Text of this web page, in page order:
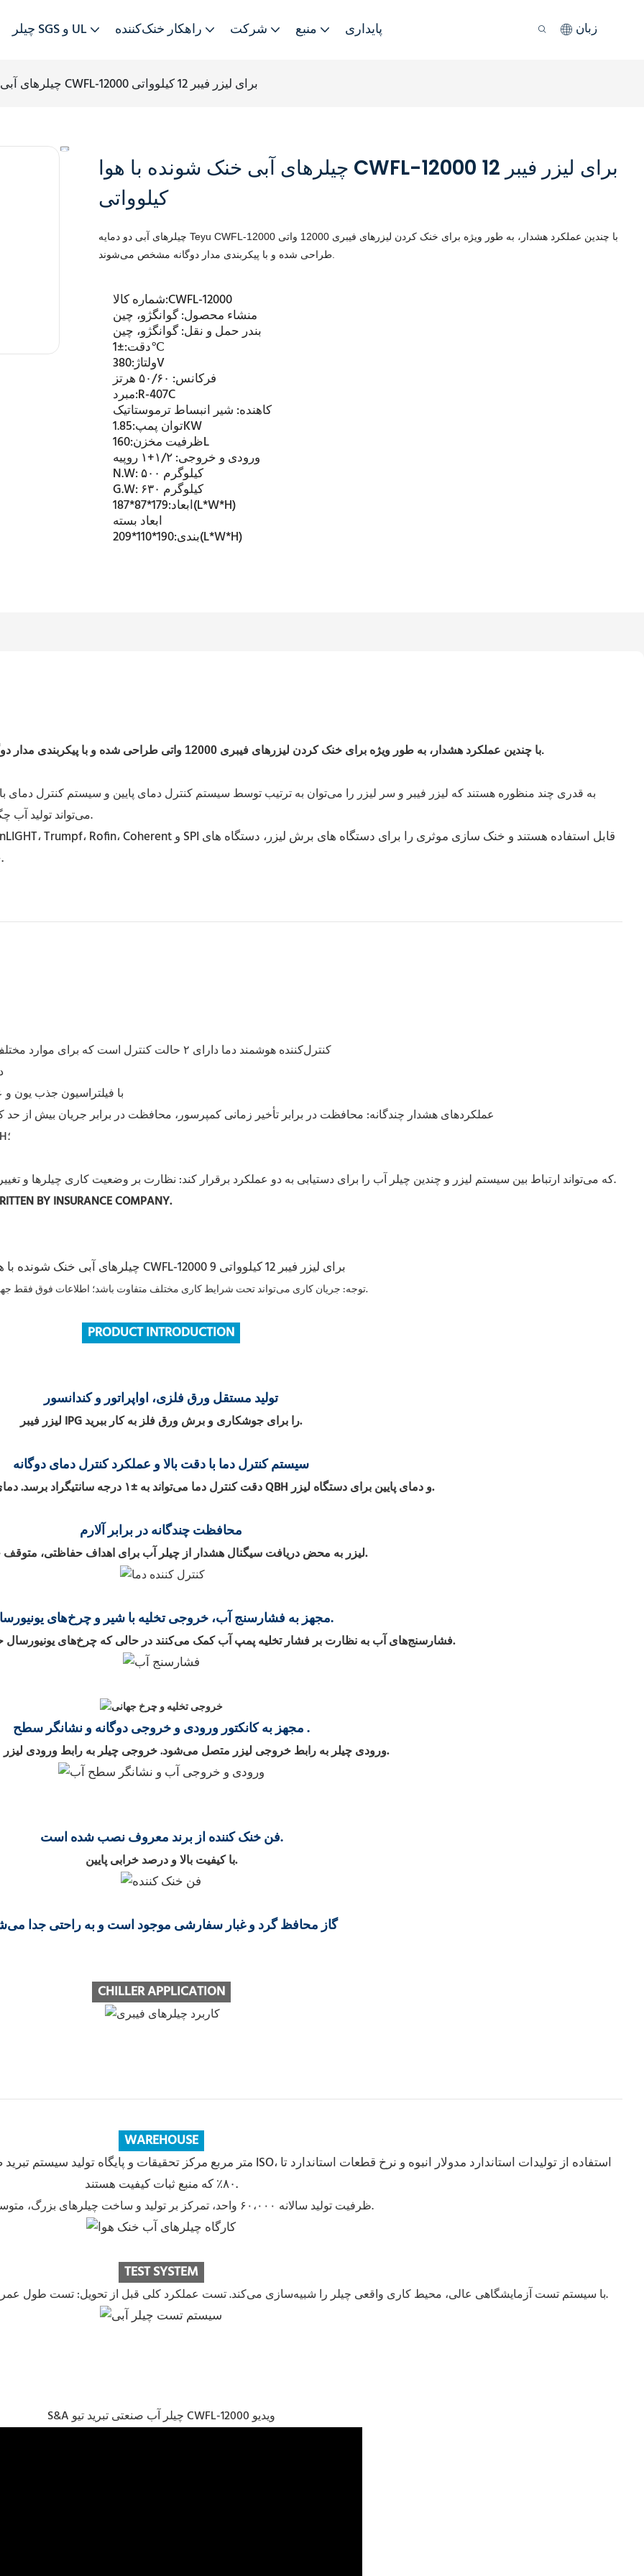
چیلر SGS و UL راهکار خنک‌کننده شرکت منبع پایداری زبان
چیلرهای آبی خنک شونده با هوا CWFL-12000 برای لیزر فیبر 12 کیلوواتی
چیلرهای آبی خنک شونده با هوا CWFL-12000 برای لیزر فیبر 12
کیلوواتی
چیلرهای آبی دو دمایه Teyu CWFL-12000 با چندین عملکرد هشدار،
به طور ویژه برای خنک کردن لیزرهای فیبری 12000 واتی
شماره کالا:CWFL-12000
منشاء محصول:گوانگژو، چین
بندر حمل و نقل:گوانگژو، چین
دقت:±1℃
ولتاژ:380V
فرکانس: ۵۰/۶۰ هرتز
مبرد:R-407C
کاهنده: شیر انبساط ترموستاتیک
توان پمپ:1.85KW
ظرفیت مخزن:160L
ورودی و خروجی:۱/۲+۱ روپیه
N.W:
۵۰۰ کیلوگرم
G.W:
۶۳۰ کیلوگرم
ابعاد:179*87*187(L*W*H)
ابعاد بسته
بندی:190*110*209(L*W*H)
با چندین عملکرد هشدار، به طور ویژه برای خنک کردن لیزرهای فیبری 12000 واتی طراحی شده و با پیکربندی مدار دوگانه مشخص می‌شوند.
می‌تواند تولید آب چگالش را تا حد زیادی کاهش داده و در هزینه و فضا صرفه‌جویی کند.
جوشکاری لیزر و دستگاه های مارک گذاری لیزر فراهم می کنند.
۳. کنترل‌کننده هوشمند دما دارای ۲ حالت کنترل است که برای موارد مختلف قابل استفاده است؛ با تنظیمات و عملکردهای نمایشی متنوع؛
5. با فیلتراسیون جذب یون
6. عملکردهای هشدار چندگانه: محافظت در برابر تأخیر زمانی کمپرسور، محافظت در برابر جریان بیش از
۷. مشخصات توان چندگانه؛ تأییدیه CE؛ تأییدیه RoHS؛ تأییدیه REACH؛
۹. پشتیبانی از پروتکل ارتباطی Modbus-485، که می‌تواند ارتباط بین سیستم لیزر و چندین چیلر آب را برای دستیابی به دو عملکرد برقرار کند: نظارت بر وضعیت کاری چیلرها و تغییر پارامترهای چیلرها.
BY INSURANCE COMPANY.
توجه: جریان کاری می‌تواند تحت شرایط کاری مختلف متفاوت باشد؛ اطلاعات فوق فقط جهت اطلاع است. لطفاً با توجه به محصول تحویل داده شده، آن را بررسی کنید.
PRODUCT INTRODUCTION
تولید مستقل ورق فلزی، اواپراتور و کندانسور
لیزر فیبر IPG را برای جوشکاری و برش ورق فلز به کار ببرید.
سیستم کنترل دما با دقت بالا و عملکرد کنترل دمای دوگانه
دقت کنترل دما می‌تواند به ±۱ درجه سانتیگراد برسد. دمای بالا برای کانکتور/اپتیک QBH و دمای پایین برای دستگاه لیزر.
محافظت چندگانه در برابر آلارم
لیزر به محض دریافت سیگنال هشدار از چیلر آب برای اهداف حفاظتی، متوقف خواهد شد.
مجهز به فشارسنج آب، خروجی تخلیه با شیر و چرخ‌های یونیورسال.
فشارسنج‌های آب به نظارت بر فشار تخلیه پمپ آب کمک می‌کنند در حالی که چرخ‌های یونیورسال حرکت چیلر را تسهیل می‌کنند.
مجهز به کانکتور ورودی و خروجی دوگانه ونشانگر سطح .
ورودی چیلر به رابط خروجی لیزر متصل می‌شود. خروجی چیلر به رابط ورودی لیزر متصل می‌شود.
فن خنک کننده از برند معروف نصب شده است.
با کیفیت بالا و درصد خرابی پایین.
گاز محافظ گرد و غبار سفارشی موجود است و به راحتی جدا
CHILLER APPLICATION
WAREHOUSE
۸۰٪ که منبع ثبات کیفیت هستند.
ظرفیت تولید سالانه ۶۰،۰۰۰ واحد، تمرکز بر تولید و ساخت چیلرهای بزرگ، متوسط ​​و کوچک.
TEST SYSTEM
با سیستم تست آزمایشگاهی عالی، محیط کاری واقعی چیلر را شبیه‌سازی می‌کند. تست عملکرد کلی قبل از تحویل: تست طول عمر و تست عملکرد کامل باید روی هر چیلر تکمیل شده انجام شود.
S&A چیلر آب صنعتی تبرید تیو CWFL-12000 ویدیو